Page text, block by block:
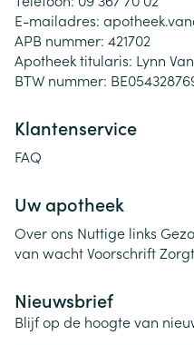
E-mailadres:
APB nummer: 421702
Apotheek titularis: Lynn
BTW nummer:
Klantenservice
FAQ
Uw apotheek
Over ons Nuttige links
van wachtVoorschrift
Nieuwsbrief
Blijf op de hoogte van